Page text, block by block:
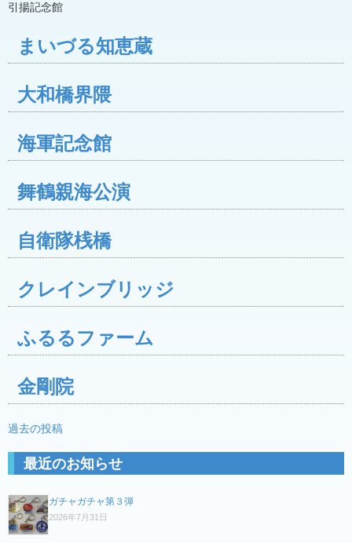
引揚記念館
まいづる知恵蔵
大和橋界隈
海軍記念館
舞鶴親海公演
自衛隊桟橋
クレインブリッジ
ふるるファーム
金剛院
投
稿
ナ
ビ
ゲ
ー
過去の投稿
最近のお知らせ
ガチャガチャ第３弾
2026年7月31日